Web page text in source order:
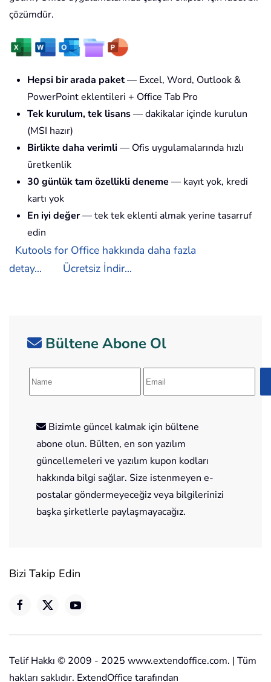
çözümdür.
Hepsi bir arada paket— Excel, Word, Outlook &
PowerPoint eklentileri + Office Tab Pro
Tek kurulum, tek lisans— dakikalar içinde kurulun
(MSI hazır)
Birlikte daha verimli — Ofis uygulamalarında hızlı
üretkenlik
30 günlük tam özellikli deneme — kayıt yok, kredi
kartı yok
En iyi değer— tek tek eklenti almak yerine tasarruf
edin
Kutools for Office hakkında daha fazla
detay...
Ücretsiz İndir...
Bültene Abone Ol
Bizimle güncel kalmak için bültene
abone olun. Bülten, en son yazılım
güncellemeleri ve yazılım kupon kodları
hakkında bilgi sağlar. Size istenmeyen e-
postalar göndermeyeceğiz veya bilgilerinizi
başka şirketlerle paylaşmayacağız.
Bizi Takip Edin
Telif Hakkı © 2009 - 2025 www.extendoffice.com. | Tüm
hakları saklıdır. ExtendOffice tarafından